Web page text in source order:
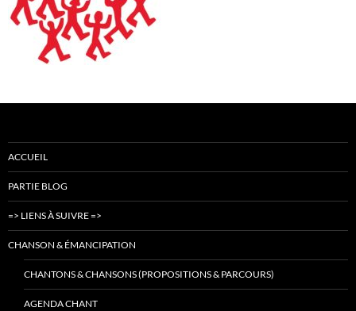
ACCUEIL
PARTIE BLOG
=> LIENS À SUIVRE =>
CHANSON & ÉMANCIPATION
CHANTONS & CHANSONS (PROPOSITIONS & PARCOURS)
AGENDA CHANT